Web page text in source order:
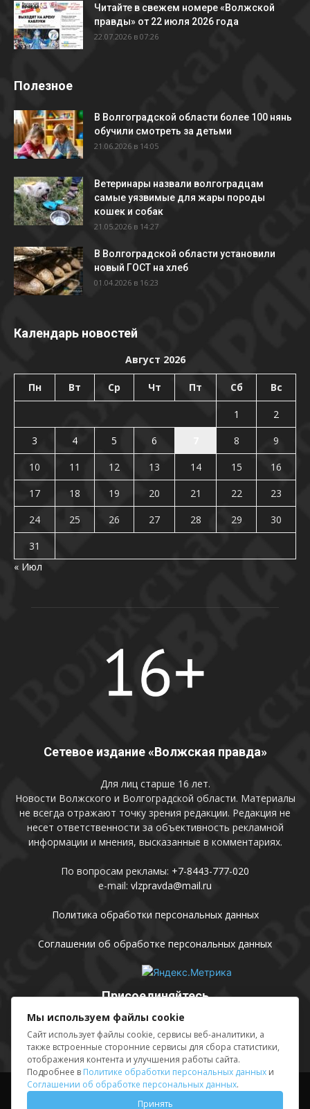
Читайте в свежем номере «Волжской
правды» от 22 июля 2026 года
22.07.2026 в 07:26
Полезное
В Волгоградской области более 100 нянь
обучили смотреть за детьми
21.06.2026 в 14:05
Ветеринары назвали волгоградцам
самые уязвимые для жары породы
кошек и собак
21.05.2026 в 14:27
В Волгоградской области установили
новый ГОСТ на хлеб
01.04.2026 в 16:23
Календарь новостей
Август 2026
Пн Вт Ср Чт Пт Сб Вс
1
2
3
4 5 6 8
9
10
11 12 13 14 15
16
17
18 19 20 21 22
23
24
25 26 27 28 29
30
31
« Июл
Сетевое издание «Волжская правда»
Для лиц старше 16 лет.
Новости Волжского и Волгоградской области. Материалы
не всегда отражают точку зрения редакции. Редакция не
несет ответственности за объективность рекламной
информации и мнения, высказанные в комментариях.
По вопросам рекламы: +7-8443-777-020
e-mail: vlzpravda@mail.ru
Политика обработки персональных данных
Соглашении об обработке персональных данных
Присоединяйтесь
Выходные данные Sing in
Мы используем файлы cookie
Сайт использует файлы cookie, сервисы веб-аналитики, а
также встроенные сторонние сервисы для сбора статистики,
отображения контента и улучшения работы сайта.
Подробнее в Политике обработки персональных данных и
Соглашении об обработке персональных данных.
Принять